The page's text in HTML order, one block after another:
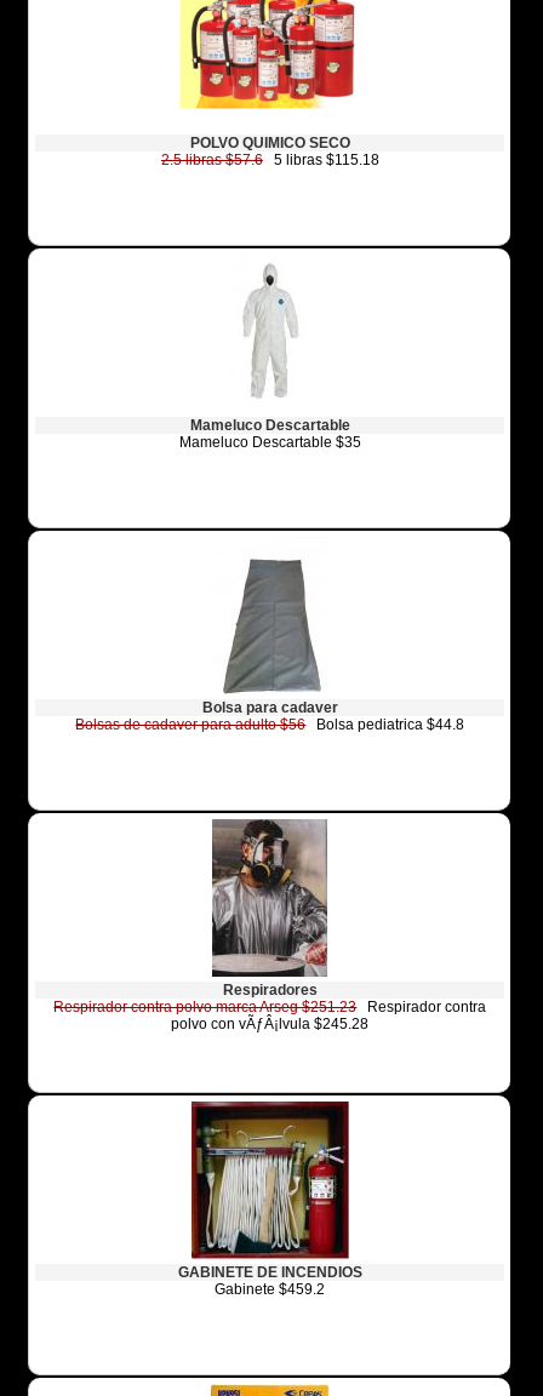
POLVO QUIMICO SECO
2.5 libras $57.65 libras $115.18
Mameluco Descartable
Mameluco Descartable $35
Bolsa para cadaver
Bolsas de cadaver para adulto $56Bolsa pediatrica $44.8
Respiradores
Respirador contra polvo marca Arseg $251.23Respirador contra
polvo con vÃƒÂ¡lvula $245.28
GABINETE DE INCENDIOS
Gabinete $459.2